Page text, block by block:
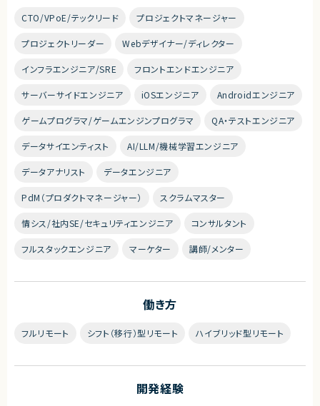
CTO/VPoE/テックリード プロジェクトマネージャー
プロジェクトリーダー Webデザイナー/ディレクター
インフラエンジニア/SRE フロントエンドエンジニア
サーバーサイドエンジニア iOSエンジニア Androidエンジニア
ゲームプログラマ/ゲームエンジンプログラマ QA・テストエンジニア
データサイエンティスト AI/LLM/機械学習エンジニア
データアナリスト データエンジニア
PdM（プロダクトマネージャー） スクラムマスター
情シス/社内SE/セキュリティエンジニア コンサルタント
フルスタックエンジニア マーケター 講師/メンター
働き方
フルリモート シフト（移行）型リモート ハイブリッド型リモート
開発経験